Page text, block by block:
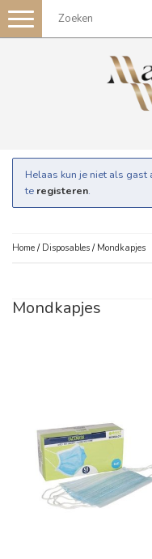
Toggle
navigation
Helaas kun je niet als gast
te registeren.
Home / Disposables / Mondkapjes
Mondkapjes